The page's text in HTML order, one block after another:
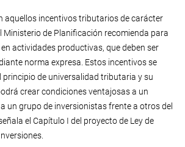
aquellos incentivos tributarios de carácter
Ministerio de Planificación recomienda para
en actividades productivas, que deben ser
norma expresa. Estos incentivos se
principio de universalidad tributaria y su
crear condiciones ventajosas a un
un grupo de inversionistas frente a otros del
el Capítulo I del proyecto de Ley de